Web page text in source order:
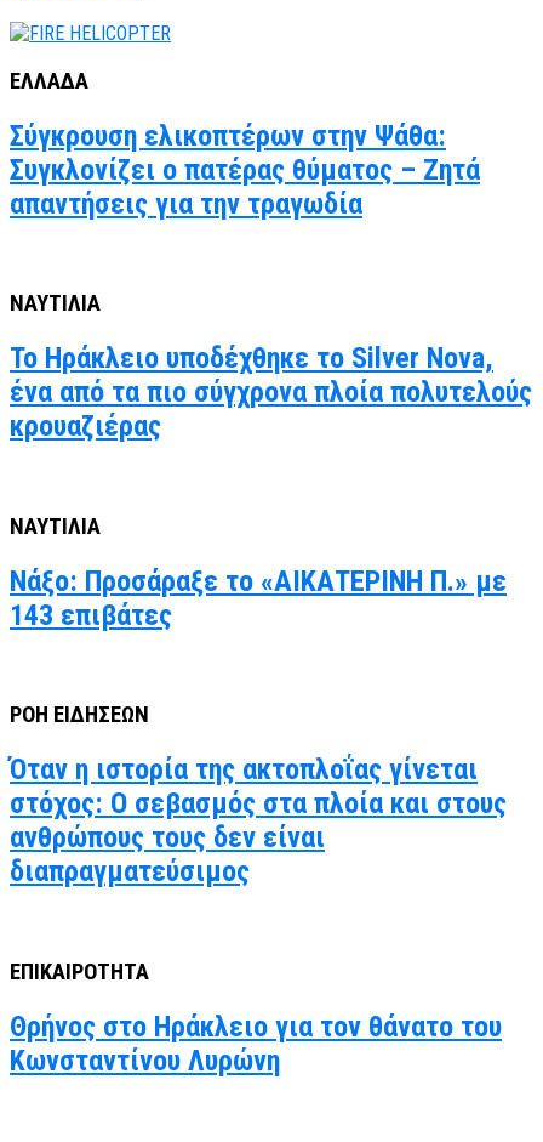
ΕΛΛΑΔΑ
Σύγκρουση ελικοπτέρων στην Ψάθα:
Συγκλονίζει ο πατέρας θύματος – Ζητά
απαντήσεις για την τραγωδία
ΝΑΥΤΙΛΙΑ
Το Ηράκλειο υποδέχθηκε το Silver Nova,
ένα από τα πιο σύγχρονα πλοία πολυτελούς
κρουαζιέρας
ΝΑΥΤΙΛΙΑ
Νάξο: Προσάραξε το «ΑΙΚΑΤΕΡΙΝΗ Π.» με
143 επιβάτες
ΡΟΗ ΕΙΔΗΣΕΩΝ
Όταν η ιστορία της ακτοπλοΐας γίνεται
στόχος: Ο σεβασμός στα πλοία και στους
ανθρώπους τους δεν είναι
διαπραγματεύσιμος
ΕΠΙΚΑΙΡΟΤΗΤΑ
Θρήνος στο Ηράκλειο για τον θάνατο του
Κωνσταντίνου Λυρώνη